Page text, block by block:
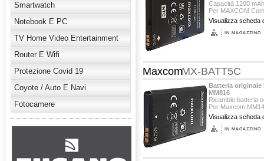
Smartwatch
Notebook E PC
TV Home Video Entertainment
Router E Wifi
Protezione Covid 19
Coyote / Auto E Navi
Fotocamere
Capacità 1200 mAh
Per MAXCOM
Visualizza scheda
IN MAGAZZINO
MaxcomMX-BATT5C
Batteria originale
MM816
Ricambio batteria
Per Maxcom
Visualizza scheda
IN MAGAZZINO